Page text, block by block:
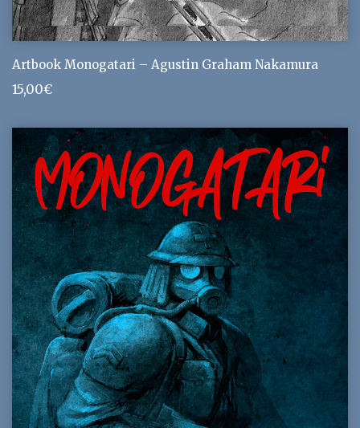
Artbook Monogatari – Agustin Graham Nakamura
15,00€